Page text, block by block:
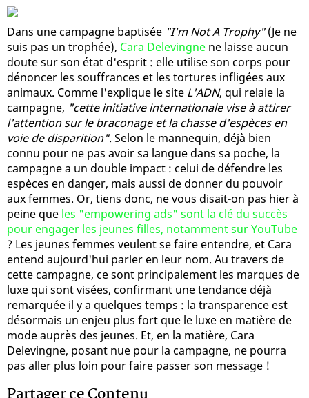
Dans une campagne baptisée "I'm Not A Trophy"(Je ne
suis pas un trophée), Cara Delevingne ne laisse aucun
doute sur son état d'esprit : elle utilise son corps pour
dénoncer les souffrances et les tortures infligées aux
animaux. Comme l'explique le site L'ADN, qui relaie la
campagne, "cette initiative internationale vise à attirer
l'attention sur le braconage et la chasse d'espèces en
voie de disparition". Selon le mannequin, déjà bien
connu pour ne pas avoir sa langue dans sa poche, la
campagne a un double impact : celui de défendre les
espèces en danger, mais aussi de donner du pouvoir
aux femmes. Or, tiens donc, ne vous disait-on pas hier à
peine que les "empowering ads" sont la clé du succès
pour engager les jeunes filles, notamment sur YouTube
? Les jeunes femmes veulent se faire entendre, et Cara
entend aujourd'hui parler en leur nom. Au travers de
cette campagne, ce sont principalement les marques de
luxe qui sont visées, confirmant une tendance déjà
remarquée il y a quelques temps : la transparence est
désormais un enjeu plus fort que le luxe en matière de
mode auprès des jeunes. Et, en la matière, Cara
Delevingne, posant nue pour la campagne, ne pourra
pas aller plus loin pour faire passer son message !